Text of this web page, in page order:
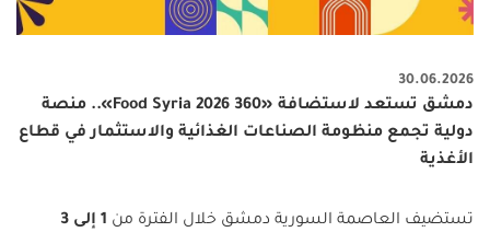
30.06.2026
دمشق تستعد لاستضافة «360 Food Syria 2026».. منصة
دولية تجمع منظومة الصناعات الغذائية والاستثمار في قطاع
الأغذية
تستضيف العاصمة السورية دمشق خلال الفترة من 1
إلى 3